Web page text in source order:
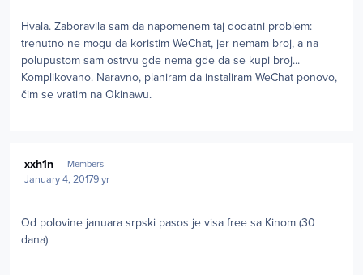
Hvala. Zaboravila sam da napomenem taj dodatni problem:
trenutno ne mogu da koristim WeChat, jer nemam broj, a na
polupustom sam ostrvu gde nema gde da se kupi broj...
Komplikovano. Naravno, planiram da instaliram WeChat ponovo,
čim se vratim na Okinawu.
xxh1n Members
January 4, 20179 yr
Od polovine januara srpski pasos je visa free sa Kinom (30
dana)